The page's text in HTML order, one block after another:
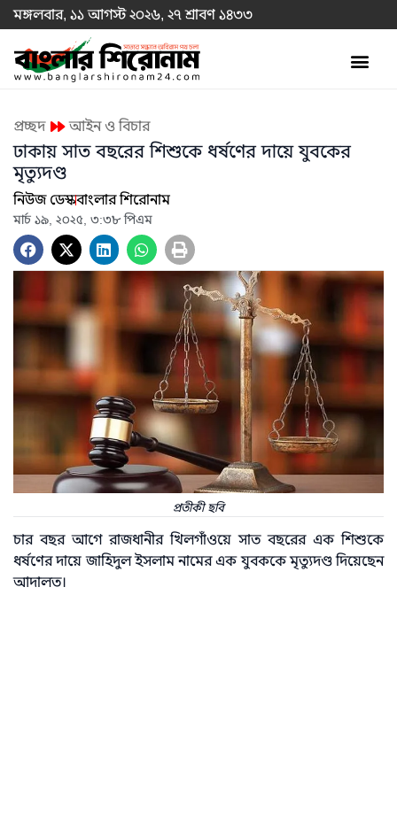
মঙ্গলবার, ১১ আগস্ট ২০২৬, ২৭ শ্রাবণ ১৪৩৩
প্রচ্ছদ আইন ও বিচার
ঢাকায় সাত বছরের শিশুকে ধর্ষণের দায়ে যুবকের
মৃত্যুদণ্ড
নিউজ ডেস্কবাংলার শিরোনাম
মার্চ ১৯, ২০২৫, ৩:৩৮ পিএম
প্রতীকী ছবি
চার বছর আগে রাজধানীর খিলগাঁওয়ে সাত বছরের এক শিশুকে
ধর্ষণের দায়ে জাহিদুল ইসলাম নামের এক যুবককে মৃত্যুদণ্ড দিয়েছেন
আদালত।